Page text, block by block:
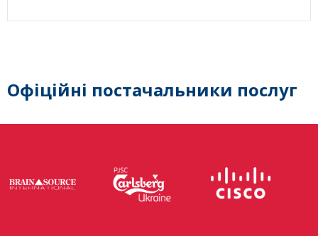
Офіційні постачальники послуг